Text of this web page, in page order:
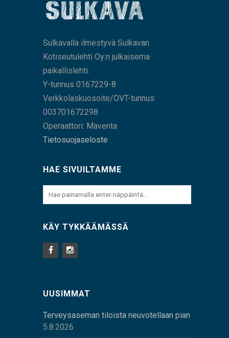
Sulkavalla ilmestyvä Sulkavan
Kotiseutulehti Oy:n julkaisema
paikallislehti.
Y-tunnus 0167229-8
Verkkolaskuosoite/OVT-tunnus:
003701672298
Operaattori: Maventa
Tietosuojaseloste
HAE SIVUILTAMME
KÄY TYKKÄÄMÄSSÄ
UUSIMMAT
Terveysaseman tiloista neuvotellaan pian
5.8.2026